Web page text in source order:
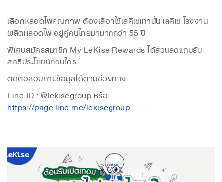
เลือกหลอดไฟคุณภาพ ต้องเลือกใช้เลคิเซ่เท่านั้นเลคิเซ่ โรงงาน
ผลิตหลอดไฟ อยู่คู่คนไทยมามากกว่า 55 ปี
พิเศษสมัครสมาชิก My LeKise Rewardsได้ส่วนลดแถมรับ
สิทธิประโยชน์ก่อนใคร
ติดต่อสอบถามข้อมูลได้ตามช่องทาง
Line ID : @lekisegroup หรือ
https://page.line.me/lekisegroup